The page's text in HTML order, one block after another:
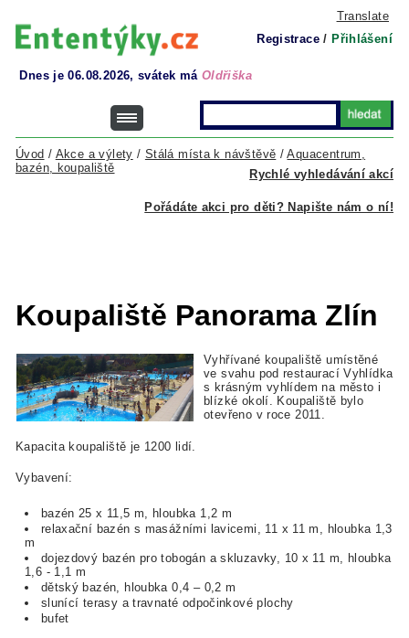
Translate
Registrace / Přihlášení
Dnes je 06.08.2026, svátek má Oldřiška
Rychlé vyhledávání akcí
Úvod / Akce a výlety / Stálá místa k návštěvě /Aquacentrum,
bazén, koupaliště
Pořádáte akci pro děti? Napište nám o ní!
Koupaliště Panorama Zlín
Vyhřívané koupaliště umístěné
ve svahu pod restaurací Vyhlídka
s krásným vyhlídem na město i
blízké okolí. Koupaliště bylo
otevřeno v roce 2011.
Kapacita koupaliště je 1200 lidí.
Vybavení:
bazén 25 x 11,5 m, hloubka 1,2 m
relaxační bazén s masážními lavicemi, 11 x 11 m, hloubka 1,3
m
dojezdový bazén pro tobogán a skluzavky, 10 x 11 m, hloubka
1,6 - 1,1 m
dětský bazén, hloubka 0,4 – 0,2 m
slunící terasy a travnaté odpočinkové plochy
bufet